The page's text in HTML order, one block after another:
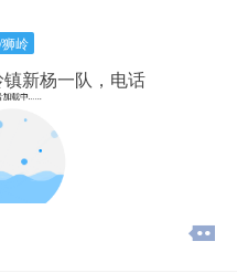
布信息时提示我“发布信息太过
的恶意发帖行为，我们对发帖速
家稍微休息一下再发布。5、为
息重复”？相同的信息不允许重
信息进行修改。您还可以选择
替发布。6、为什么我发布不了
存）？当您遇到以下问题时，可
件或重置浏览器选项后重试：
；2、点击“发布”按钮后，按钮为
息。电话被冒用？请提供被冒用
岭
新杨一队，电话